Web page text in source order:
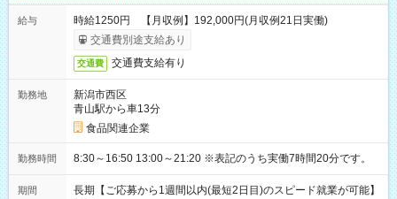
給与
時給1250円 【月収例】192,000円(月収例21日実働)
交通費別途支給あり
交通費 交通費支給有り
勤務地
新潟市西区
青山駅から車13分
食品関連企業
勤務時間 8:30～16:50 13:00～21:20 ※表記のうち実働7時間20分です。
期間
長期【ご応募から1週間以内(最短2日目)のスピード就業が可能】